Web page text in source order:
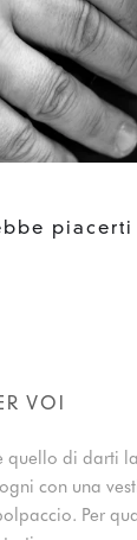
piacerti
VOI
quello di darti
con una
Per